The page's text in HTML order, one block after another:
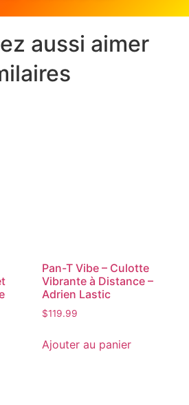
aussi aimer
Pan-T Vibe – Culotte
Vibrante à Distance –
Adrien Lastic
$119.99
Ajouter au panier